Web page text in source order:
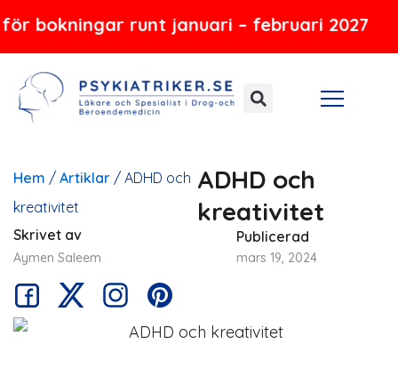
runt januari – februari 2027
Hoppa
innehåll
Hem / Artiklar / ADHD och
kreativitet
ADHD och
kreativitet
Skrivet av
Aymen Saleem
Publicerad
mars 19, 2024